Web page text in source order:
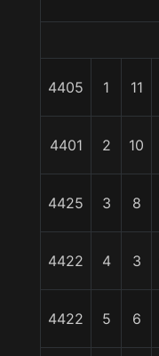
4405 1 11
4401 2 10
4425 3 8
4422 4 3
4422 5 6